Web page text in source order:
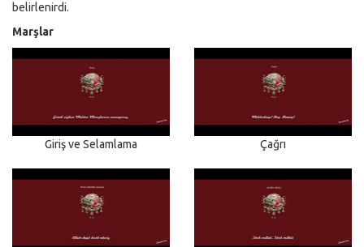
belirlenirdi.
Marşlar
Giriş ve Selamlama Çağrı